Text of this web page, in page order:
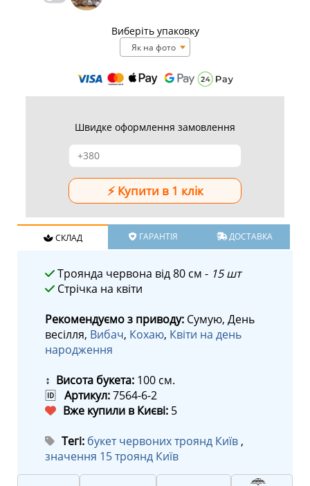
Виберіть упаковку
Як на фото
Швидке оформлення замовлення
СКЛАД ГАРАНТІЯ ДОСТАВКА
Троянда червона від 80 см - 15 шт
Стрічка на квіти
Рекомендуємо з приводу: Сумую, День
весілля, Вибач, Кохаю, Квіти на день
народження
↕ Висота букета: 100 см.
🆔 Артикул:7564-6-2
Вже купили в Києві: 5
Тегі: букет червоних троянд Київ ,
значення 15 троянд Київ